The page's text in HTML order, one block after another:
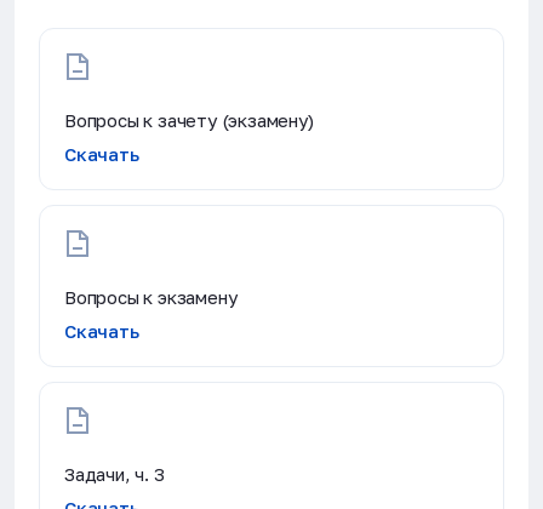
Вопросы к зачету (экзамену)
Скачать
Вопросы к экзамену
Скачать
Задачи, ч. 3